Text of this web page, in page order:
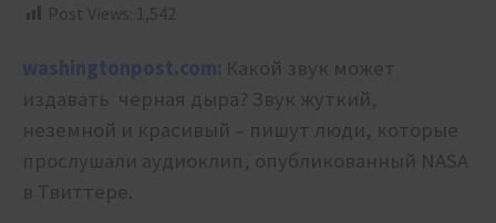
Post Views: 1,542
washingtonpost.com: Какой звук может
издавать черная дыра? Звук жуткий,
неземной и красивый – пишут люди, которые
прослушали аудиоклип, опубликованный NASA
в Твиттере.